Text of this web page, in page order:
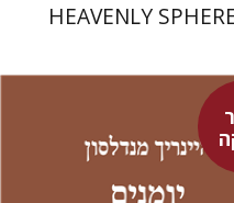
HEAVENLY
מנדלסון
יוסי הלר
מישלין ביבי